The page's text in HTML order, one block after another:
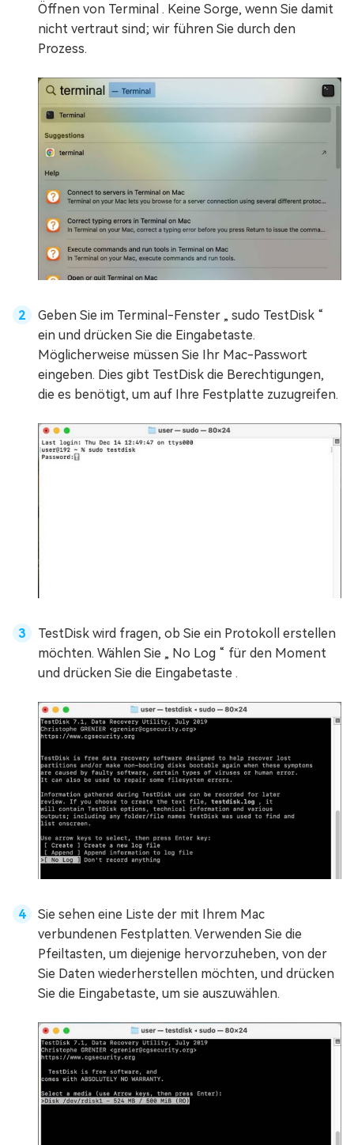
Öffnen von Terminal . Keine Sorge, wenn Sie damit
nicht vertraut sind; wir führen Sie durch den
Prozess.
Geben Sie im Terminal-Fenster „ sudo TestDisk “
ein und drücken Sie die Eingabetaste.
Möglicherweise müssen Sie Ihr Mac-Passwort
eingeben. Dies gibt TestDisk die Berechtigungen,
die es benötigt, um auf Ihre Festplatte zuzugreifen.
TestDisk wird fragen, ob Sie ein Protokoll erstellen
möchten. Wählen Sie „ No Log “ für den Moment
und drücken Sie die Eingabetaste .
Sie sehen eine Liste der mit Ihrem Mac
verbundenen Festplatten. Verwenden Sie die
Pfeiltasten, um diejenige hervorzuheben, von der
Sie Daten wiederherstellen möchten, und drücken
Sie die Eingabetaste, um sie auszuwählen.